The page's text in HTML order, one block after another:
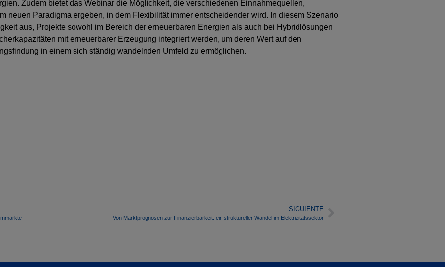
Zudem bietet das Webinar die Möglichkeit, die verschiedenen Einnahmequellen,
neuen Paradigma ergeben, in dem Flexibilität immer entscheidender wird. In diesem Szenario
aus, Projekte sowohl im Bereich der erneuerbaren Energien als auch bei Hybridlösungen
mit erneuerbarer Erzeugung integriert werden, um deren Wert auf den
in einem sich ständig wandelnden Umfeld zu ermöglichen.
SIGUIENTE
Von Marktprognosen zur Finanzierbarkeit: ein struktureller Wandel im Elektrizitätssektor